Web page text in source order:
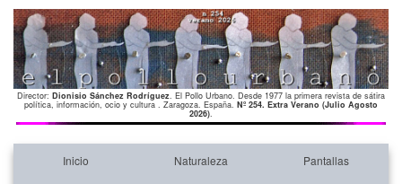
Director: Dionisio Sánchez Rodríguez. El Pollo Urbano. Desde 1977 la primera revista de sátira
política, información, ocio y cultura . Zaragoza. España. Nº 254. Extra Verano (Julio Agosto
2026).
Inicio Naturaleza Pantallas